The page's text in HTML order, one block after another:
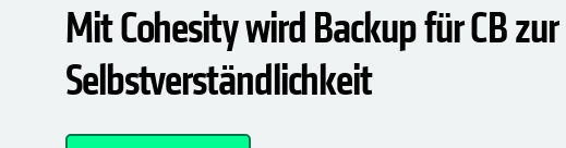
Mit Cohesity wird Backup für CB zur
Selbstverständlichkeit